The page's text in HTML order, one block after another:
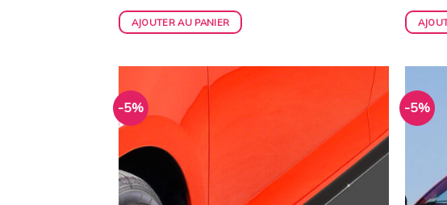
AJOUTER AU PANIER
-5%
Ajouter
à la
-5%